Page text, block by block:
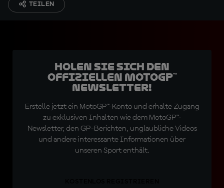
TEILEN
Holen Sie sich den
offiziellen MotoGP™
Newsletter!
Erstelle jetzt ein MotoGP™-Konto und erhalte Zugang
zu exklusiven Inhalten wie dem MotoGP™-
Newsletter, den GP-Berichten, unglaubliche Videos
und andere interessante Informationen über
unseren Sport enthält.